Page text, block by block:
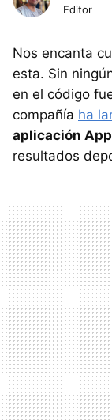
Editor
Nos encanta
esta. Sin
en el código
compañía ha
aplicación
resultados